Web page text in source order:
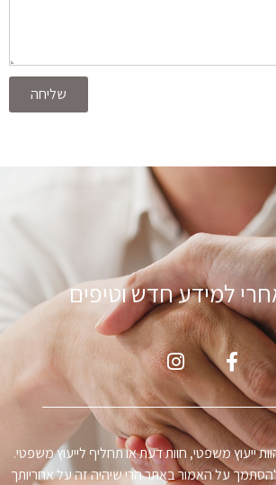
שליחה
למידע חדש וטיפים
משפטי, חוות דעת או תחליף לייעוץ משפטי.
על האמור באתר הרי שיהיה זה על אחריותך